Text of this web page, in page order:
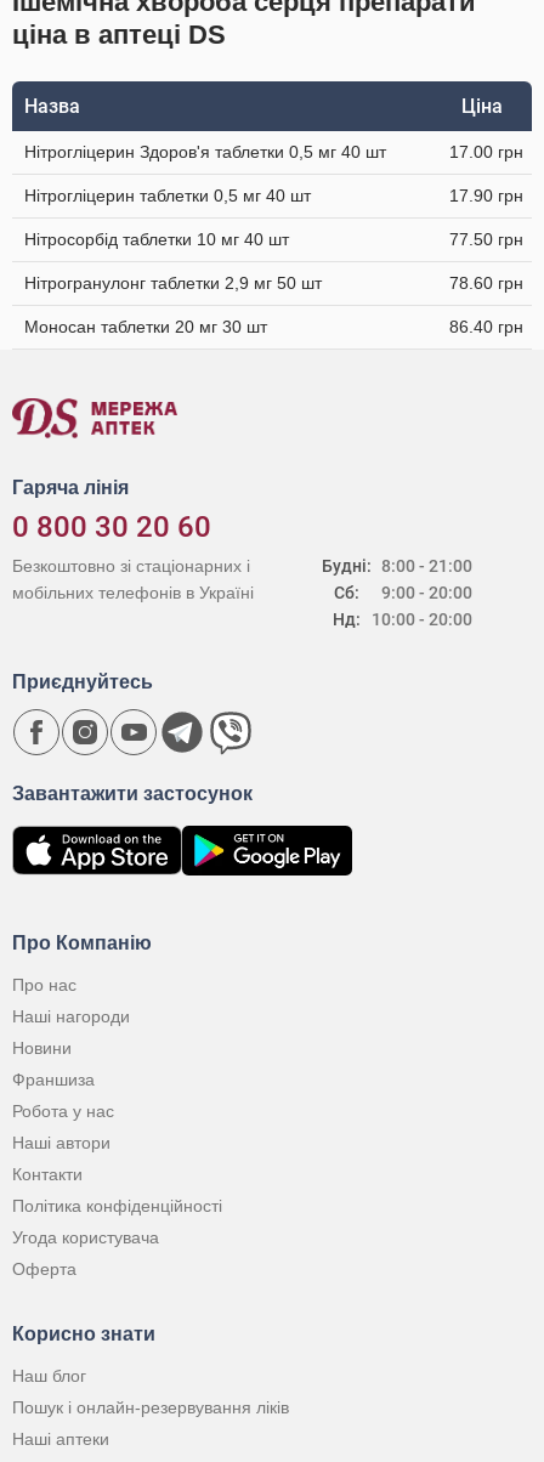
ціна в аптеці DS
Назва Ціна
Нітрогліцерин Здоров'я таблетки 0,5 мг 40 шт 17.00 грн
Нітрогліцерин таблетки 0,5 мг 40 шт 17.90 грн
Нітросорбід таблетки 10 мг 40 шт 77.50 грн
Нітрогранулонг таблетки 2,9 мг 50 шт 78.60 грн
Моносан таблетки 20 мг 30 шт 86.40 грн
Гаряча лінія
0 800 30 20 60
Будні:
Сб:
Нд:
8:00 - 21:00
9:00 - 20:00
10:00 - 20:00
Безкоштовно зі стаціонарних і
мобільних телефонів в Україні
Про Компанію
Про нас
Наші нагороди
Новини
Франшиза
Робота у нас
Наші автори
Контакти
Політика конфіденційності
Угода користувача
Оферта
Корисно знати
Наш блог
Пошук і онлайн-резервування ліків
Наші аптеки
Завантажити застосунок
Приєднуйтесь